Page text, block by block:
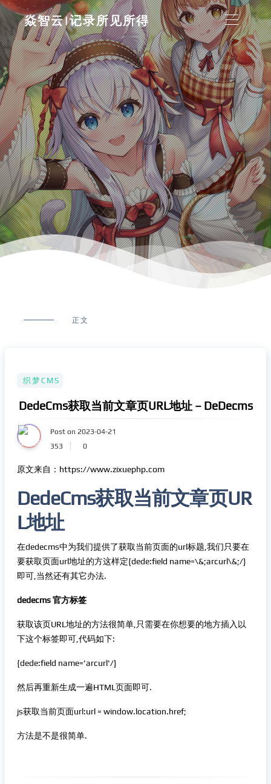
焱智云|记录所见所得
正文
织梦CMS
DedeCms获取当前文章页URL地址 – DeDecms
Post on 2023-04-21
353
0
原文来自：https://www.zixuephp.com
DedeCms获取当前文章页UR
L地址
在dedecms中为我们提供了获取当前页面的url标题,我们只要在
要获取页面url地址的方这样定{dede:field name=\&;arcurl\&;/}
即可,当然还有其它办法.
dedecms 官方标签
获取该页URL地址的方法很简单,只需要在你想要的地方插入以
下这个标签即可,代码如下:
{dede:field name='arcurl'/}
然后再重新生成一遍HTML页面即可.
js获取当前页面url:url = window.location.href;
方法是不是很简单.